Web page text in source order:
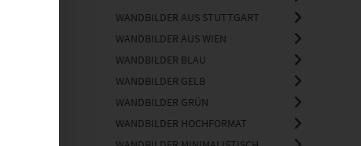
WANDBILDER AUS STUTTGART
WANDBILDER AUS WIEN
WANDBILDER BLAU
WANDBILDER GELB
WANDBILDER GRÜN
WANDBILDER HOCHFORMAT